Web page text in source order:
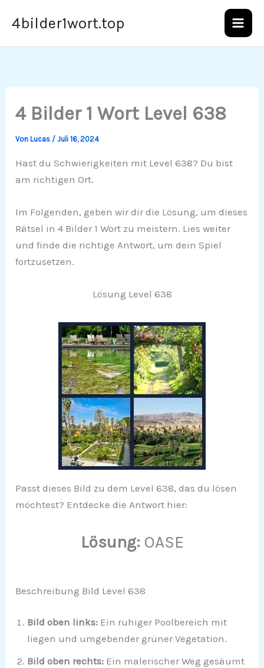
Inhalt
4bilder1wort.top
4 Bilder 1 Wort Level 638
VonLucas /Juli 16, 2024
Hast du Schwierigkeiten mit Level 638? Du bist
am richtigen Ort.
Im Folgenden, geben wir dir die Lösung, um dieses
Rätsel in 4 Bilder 1 Wort zu meistern. Lies weiter
und finde die richtige Antwort, um dein Spiel
fortzusetzen.
Lösung Level 638
Passt dieses Bild zu dem Level 638, das du lösen
möchtest? Entdecke die Antwort hier:
Lösung: OASE
Beschreibung Bild Level 638
Bild oben links: Ein ruhiger Poolbereich mit
liegen und umgebender grüner Vegetation.
Bild oben rechts: Ein malerischer Weg gesäumt